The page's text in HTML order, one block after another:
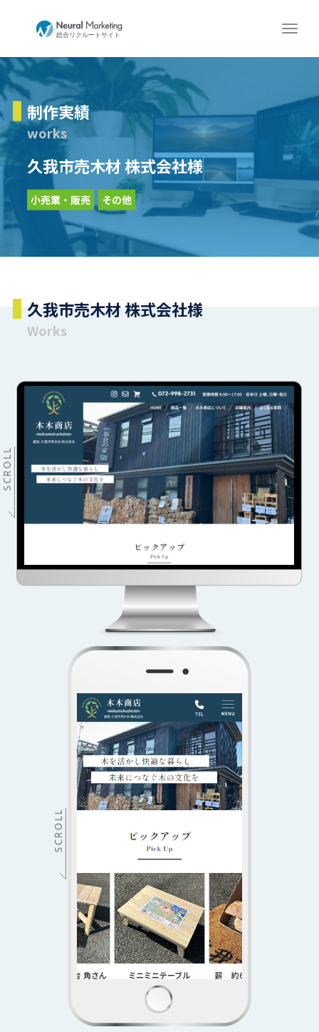
制作実績
works
久我市売木材 株式会社様
小売業・販売 その他
久我市売木材 株式会社様
Works